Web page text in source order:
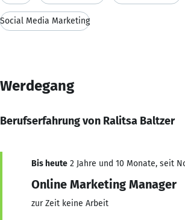
Social Media Marketing
Werdegang
Berufserfahrung von Ralitsa Baltzer
Bis heute 2 Jahre und 10 Monate, seit
Online Marketing Manager
zur Zeit keine Arbeit